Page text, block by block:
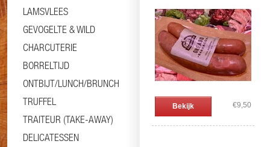
LAMSVLEES
GEVOGELTE & WILD
CHARCUTERIE
BORRELTIJD
ONTBIJT/LUNCH/BRUNCH
TRUFFEL
TRAITEUR (TAKE-AWAY)
DELICATESSEN
Bekijk €9,50